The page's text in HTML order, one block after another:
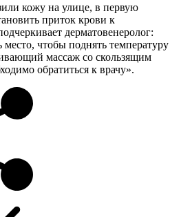
кожу на улице, в первую
приток крови к
дерматовенеролог:
чтобы поднять температуру
массаж со скользящим
обратиться к врачу».